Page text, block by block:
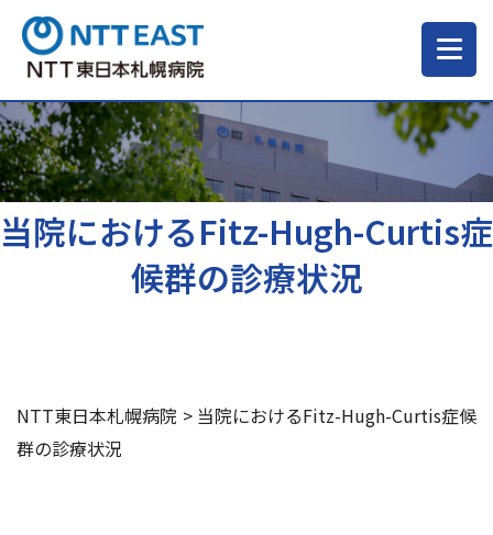
当院について
ご来院される方へ
採用情報
当院におけるFitz-Hugh-Curtis症
候群の診療状況
NTT東日本札幌病院 > 当院におけるFitz-Hugh-Curtis症候
群の診療状況